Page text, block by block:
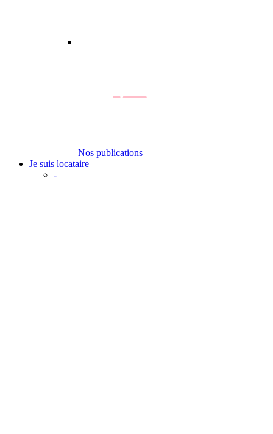
Nos publications
Je suis locataire
-